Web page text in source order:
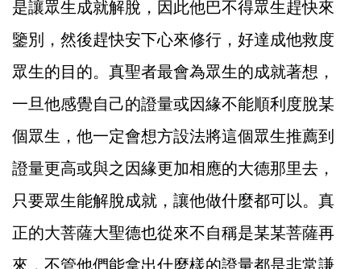
是讓眾生成就解脫，因此他巴不得眾生趕快來
鑒別，然後趕快安下心來修行，好達成他救度
眾生的目的。真聖者最會為眾生的成就著想，
一旦他感覺自己的證量或因緣不能順利度脫某
個眾生，他一定會想方設法將這個眾生推薦到
證量更高或與之因緣更加相應的大德那里去，
只要眾生能解脫成就，讓他做什麼都可以。真
正的大菩薩大聖德也從來不自稱是某某菩薩再
來，不管他們能拿出什麼樣的證量都是非常謙